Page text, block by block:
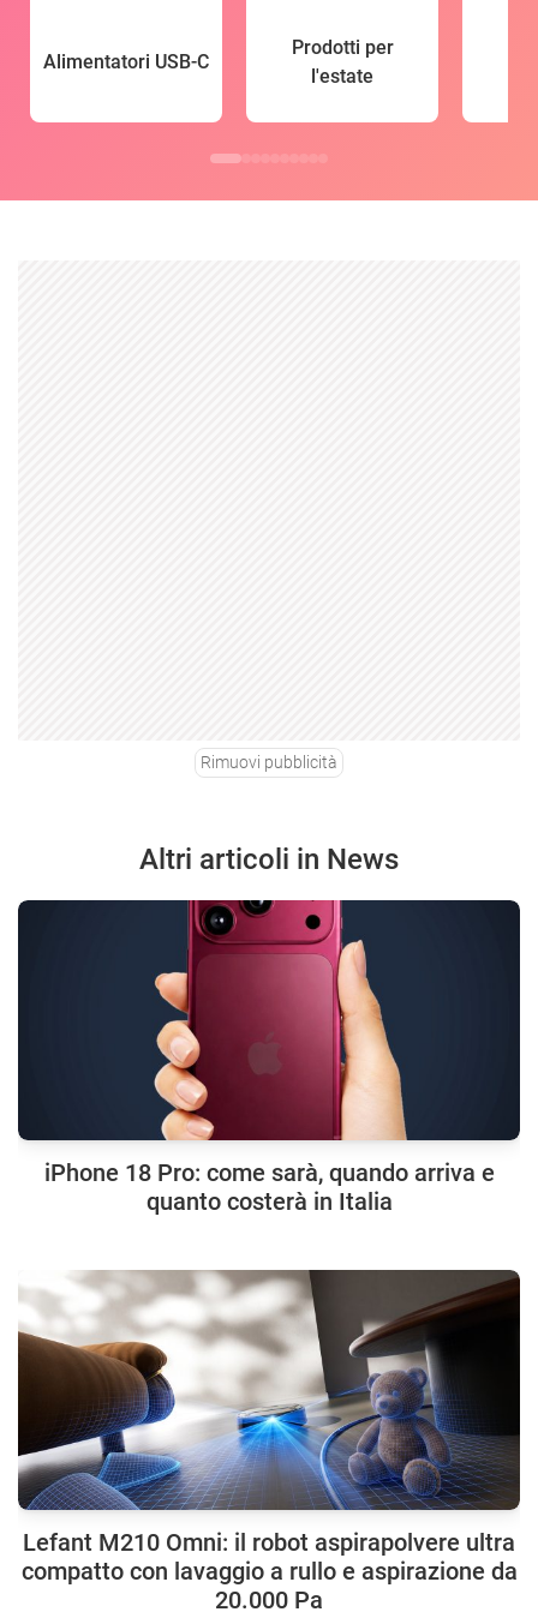
Alimentatori USB-C
Prodotti per
l'estate
Rimuovi pubblicità
Altri articoli in News
iPhone 18 Pro: come sarà, quando arriva e
quanto costerà in Italia
Lefant M210 Omni: il robot aspirapolvere ultra
compatto con lavaggio a rullo e aspirazione da
20.000 Pa